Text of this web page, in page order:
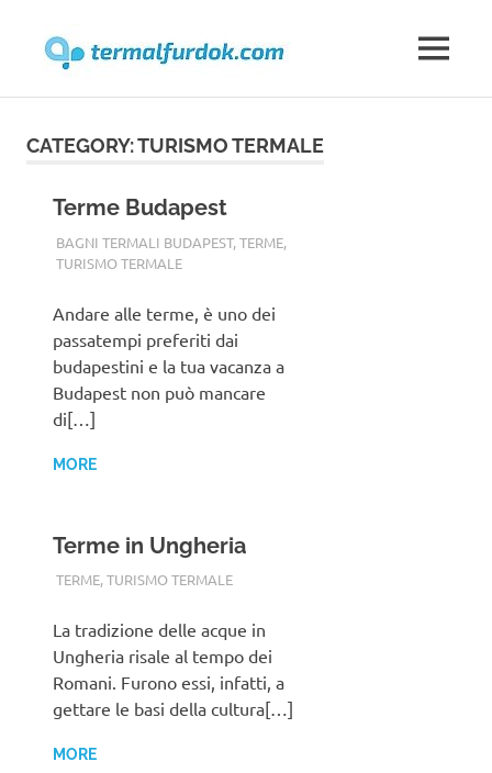
Termali
in
MENU
CATEGORY:TURISMO TERMALE
Terme Budapest
TERMALFURDOK.COM
BAGNI TERMALI BUDAPEST,TERME,
TURISMO TERMALE
Andare alle terme, è uno dei
passatempi preferiti dai
budapestini e la tua vacanza a
Budapest non può mancare
di[…]
MORE
Terme in Ungheria
TERMALFURDOK.COM
TERME,TURISMO TERMALE
La tradizione delle acque in
Ungheria risale al tempo dei
Romani. Furono essi, infatti, a
gettare le basi della cultura[…]
MORE